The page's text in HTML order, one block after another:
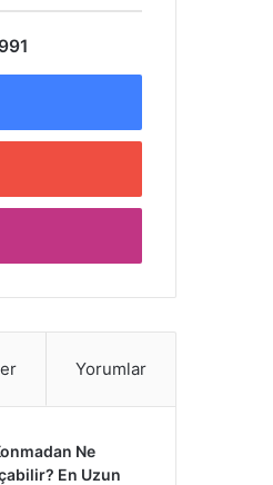
Yorumlar
Ne
En Uzun